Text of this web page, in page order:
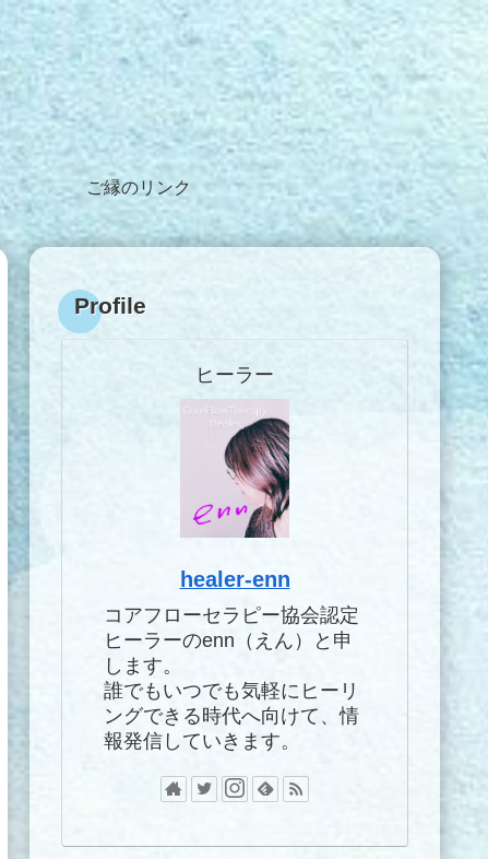
ご縁のリンク
Profile
ヒーラー
healer-enn
コアフローセラピー協会認定
ヒーラーのenn（えん）と申
します。
誰でもいつでも気軽にヒーリ
ングできる時代へ向けて、情
報発信していきます。